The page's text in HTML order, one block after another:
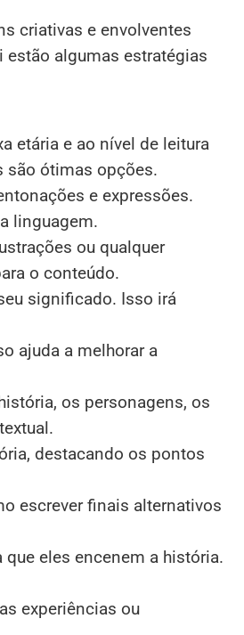
criativas e envolventes
estão algumas estratégias
etária e ao nível de leitura
são ótimas opções.
e expressões.
linguagem.
ou qualquer
o conteúdo.
significado. Isso irá
ajuda a melhorar a
os personagens, os
destacando os pontos
escrever finais alternativos
eles encenem a história.
experiências ou